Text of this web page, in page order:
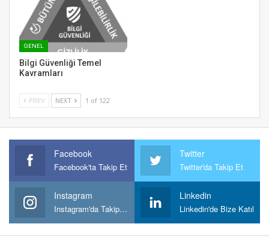
GENEL
Bilgi Güvenliği Temel
Kavramları
PREV NEXT 1 of 122
Facebook
Facebook'ta Takip Et
Twitter
Twitter'da Takip Et
Instagram
Instagram'da Takipt Et
Linkedin
Linkedin'de Bize Katıl